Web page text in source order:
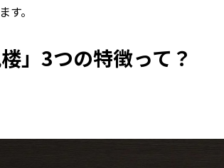
す。
楼」3つの特徴って？